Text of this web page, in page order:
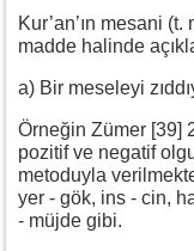
Kur’an’ın mesani
madde halinde
a) Bir meseleyi
Örneğin Zümer [39]
pozitif ve negatif
metoduyla
yer - gök, ins - cin,
- müjde gibi.